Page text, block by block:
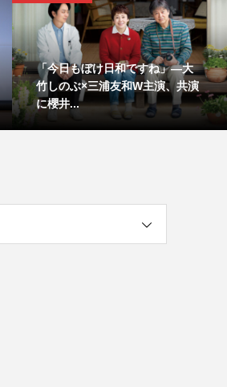
「今日もぼけ日和ですね」―大
竹しのぶ×三浦友和W主演、共演
に櫻井...